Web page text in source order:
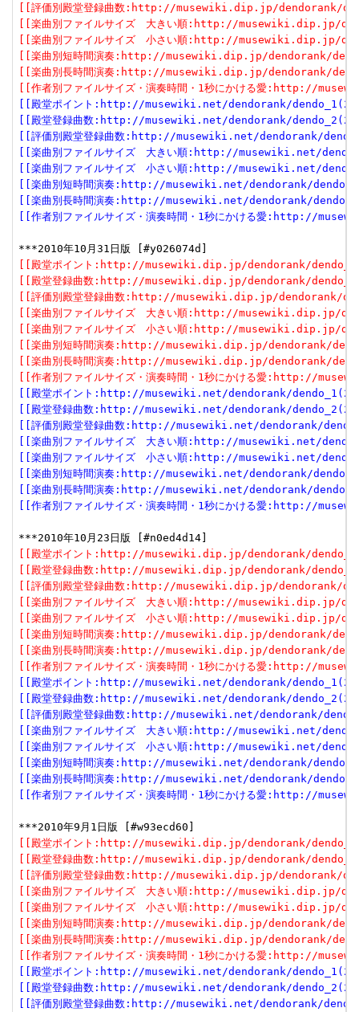
[[評価別殿堂登録曲数:http://musewiki.dip.jp/dendorank/
[[楽曲別ファイルサイズ　大きい順:http://musewiki.dip.jp/
[[楽曲別ファイルサイズ　小さい順:http://musewiki.dip.jp/
[[楽曲別短時間演奏:http://musewiki.dip.jp/dendorank/
[[楽曲別長時間演奏:http://musewiki.dip.jp/dendorank/
[[作者別ファイルサイズ・演奏時間・1秒にかける愛:http://
[[殿堂ポイント:http://musewiki.net/dendorank/
[[殿堂登録曲数:http://musewiki.net/dendorank/
[[評価別殿堂登録曲数:http://musewiki.net/dendorank/
[[楽曲別ファイルサイズ　大きい順:http://musewiki.net/
[[楽曲別ファイルサイズ　小さい順:http://musewiki.net/
[[楽曲別短時間演奏:http://musewiki.net/dendorank/
[[楽曲別長時間演奏:http://musewiki.net/dendorank/
[[作者別ファイルサイズ・演奏時間・1秒にかける愛:http://
[[殿堂ポイント:http://musewiki.dip.jp/dendorank/
[[殿堂登録曲数:http://musewiki.dip.jp/dendorank/
[[評価別殿堂登録曲数:http://musewiki.dip.jp/dendorank/
[[楽曲別ファイルサイズ　大きい順:http://musewiki.dip.jp/
[[楽曲別ファイルサイズ　小さい順:http://musewiki.dip.jp/
[[楽曲別短時間演奏:http://musewiki.dip.jp/dendorank/
[[楽曲別長時間演奏:http://musewiki.dip.jp/dendorank/
[[作者別ファイルサイズ・演奏時間・1秒にかける愛:http://
[[殿堂ポイント:http://musewiki.net/dendorank/
[[殿堂登録曲数:http://musewiki.net/dendorank/
[[評価別殿堂登録曲数:http://musewiki.net/dendorank/
[[楽曲別ファイルサイズ　大きい順:http://musewiki.net/
[[楽曲別ファイルサイズ　小さい順:http://musewiki.net/
[[楽曲別短時間演奏:http://musewiki.net/dendorank/
[[楽曲別長時間演奏:http://musewiki.net/dendorank/
[[作者別ファイルサイズ・演奏時間・1秒にかける愛:http://
[[殿堂ポイント:http://musewiki.dip.jp/dendorank/
[[殿堂登録曲数:http://musewiki.dip.jp/dendorank/
[[評価別殿堂登録曲数:http://musewiki.dip.jp/dendorank/
[[楽曲別ファイルサイズ　大きい順:http://musewiki.dip.jp/
[[楽曲別ファイルサイズ　小さい順:http://musewiki.dip.jp/
[[楽曲別短時間演奏:http://musewiki.dip.jp/dendorank/
[[楽曲別長時間演奏:http://musewiki.dip.jp/dendorank/
[[作者別ファイルサイズ・演奏時間・1秒にかける愛:http://
[[殿堂ポイント:http://musewiki.net/dendorank/
[[殿堂登録曲数:http://musewiki.net/dendorank/
[[評価別殿堂登録曲数:http://musewiki.net/dendorank/
[[楽曲別ファイルサイズ　大きい順:http://musewiki.net/
[[楽曲別ファイルサイズ　小さい順:http://musewiki.net/
[[楽曲別短時間演奏:http://musewiki.net/dendorank/
[[楽曲別長時間演奏:http://musewiki.net/dendorank/
[[作者別ファイルサイズ・演奏時間・1秒にかける愛:http://
[[殿堂ポイント:http://musewiki.dip.jp/dendorank/
[[殿堂登録曲数:http://musewiki.dip.jp/dendorank/
[[評価別殿堂登録曲数:http://musewiki.dip.jp/dendorank/
[[楽曲別ファイルサイズ　大きい順:http://musewiki.dip.jp/
[[楽曲別ファイルサイズ　小さい順:http://musewiki.dip.jp/
[[楽曲別短時間演奏:http://musewiki.dip.jp/dendorank/
[[楽曲別長時間演奏:http://musewiki.dip.jp/dendorank/
[[作者別ファイルサイズ・演奏時間・1秒にかける愛:http://
[[殿堂ポイント:http://musewiki.net/dendorank/
[[殿堂登録曲数:http://musewiki.net/dendorank/
[[評価別殿堂登録曲数:http://musewiki.net/dendorank/